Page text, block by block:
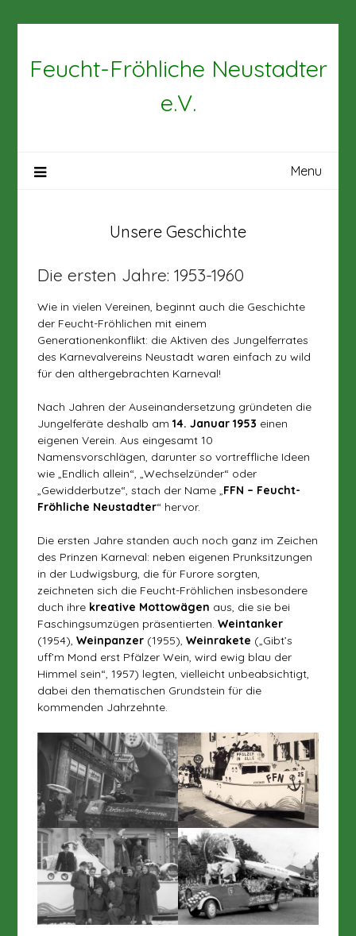
Feucht-Fröhliche Neustadter
e.V.
Menu
Unsere Geschichte
Die ersten Jahre: 1953-1960
Wie in vielen Vereinen, beginnt auch die Geschichte
der Feucht-Fröhlichen mit einem
Generationenkonflikt: die Aktiven des Jungelferrates
des Karnevalvereins Neustadt waren einfach zu wild
für den althergebrachten Karneval!
Nach Jahren der Auseinandersetzung gründeten die
Jungelferäte deshalb am14. Januar 1953 einen
eigenen Verein. Aus eingesamt 10
Namensvorschlägen, darunter so vortreffliche Ideen
wie „Endlich allein“, „Wechselzünder“ oder
„Gewidderbutze“, stach der Name „FFN – Feucht-
Fröhliche Neustadter“ hervor.
Die ersten Jahre standen auch noch ganz im Zeichen
des Prinzen Karneval: neben eigenen Prunksitzungen
in der Ludwigsburg, die für Furore sorgten,
zeichneten sich die Feucht-Fröhlichen insbesondere
duch ihre kreative Mottowägen aus, die sie bei
Faschingsumzügen präsentierten.Weintanker
(1954),Weinpanzer (1955),Weinrakete („Gibt’s
uff’m Mond erst Pfälzer Wein, wird ewig blau der
Himmel sein“, 1957) legten, vielleicht unbeabsichtigt,
dabei den thematischen Grundstein für die
kommenden Jahrzehnte.